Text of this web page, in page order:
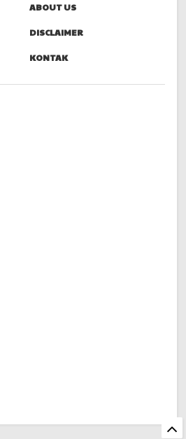
ABOUT US
DISCLAIMER
KONTAK